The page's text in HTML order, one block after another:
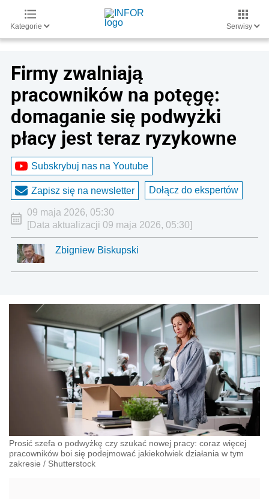
Kategorie Serwisy
Firmy zwalniają
pracowników na potęgę:
domaganie się podwyżki
płacy jest teraz ryzykowne
Subskrybuj nas na Youtube
Zapisz się na newsletter Dołącz do ekspertów
09 maja 2026, 05:30
[Data aktualizacji 09 maja 2026, 05:30]
Zbigniew Biskupski
Prosić szefa o podwyżkę czy szukać nowej pracy: coraz więcej
pracowników boi się podejmować jakiekolwiek działania w tym
zakresie / Shutterstock